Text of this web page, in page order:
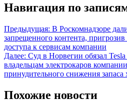
Навигация по
Предыдущая: В Роскомнадзоре
запрещенного контента,
доступа к сервисам компании
Далее: Суд в Норвегии обязал
владельцам электрокаров
принудительного снижения запаса
Похожие новости